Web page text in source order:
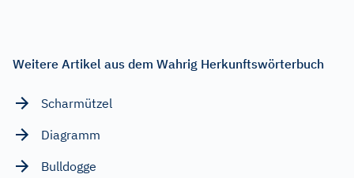
Weitere Artikel aus dem Wahrig Herkunftswörterbuch
Scharmützel
Diagramm
Bulldogge